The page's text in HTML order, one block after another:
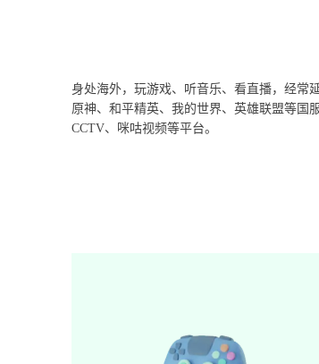
身处海外，玩游戏、听音乐、看直播，经常
原神、和平精英、我的世界、英雄联盟等国
CCTV、咪咕视频等平台。